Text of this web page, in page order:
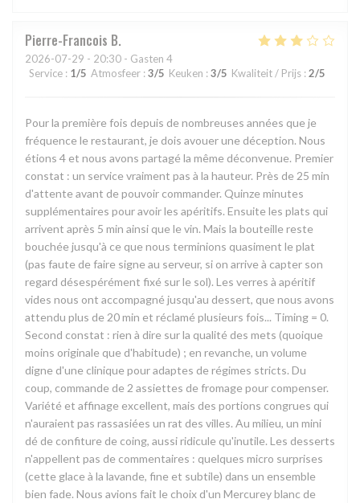
Pierre-Francois B
2026-07-29 - 20:30 - Gasten 4
Service : 1/5 Atmosfeer : 3/5 Keuken : 3/5 Kwaliteit / Prijs : 2/5
Pour la première fois depuis de nombreuses années que je
fréquence le restaurant, je dois avouer une déception. Nous
étions 4 et nous avons partagé la même déconvenue. Premier
constat : un service vraiment pas à la hauteur. Près de 25 min
d'attente avant de pouvoir commander. Quinze minutes
supplémentaires pour avoir les apéritifs. Ensuite les plats qui
arrivent après 5 min ainsi que le vin. Mais la bouteille reste
bouchée jusqu'à ce que nous terminions quasiment le plat
(pas faute de faire signe au serveur, si on arrive à capter son
regard désespérément fixé sur le sol). Les verres à apéritif
vides nous ont accompagné jusqu'au dessert, que nous avons
attendu plus de 20 min et réclamé plusieurs fois... Timing = 0.
Second constat : rien à dire sur la qualité des mets (quoique
moins originale que d'habitude) ; en revanche, un volume
digne d'une clinique pour adaptes de régimes stricts. Du
coup, commande de 2 assiettes de fromage pour compenser.
Variété et affinage excellent, mais des portions congrues qui
n'auraient pas rassasiées un rat des villes. Au milieu, un mini
dé de confiture de coing, aussi ridicule qu'inutile. Les desserts
n'appellent pas de commentaires : quelques micro surprises
(cette glace à la lavande, fine et subtile) dans un ensemble
bien fade. Nous avions fait le choix d'un Mercurey blanc de